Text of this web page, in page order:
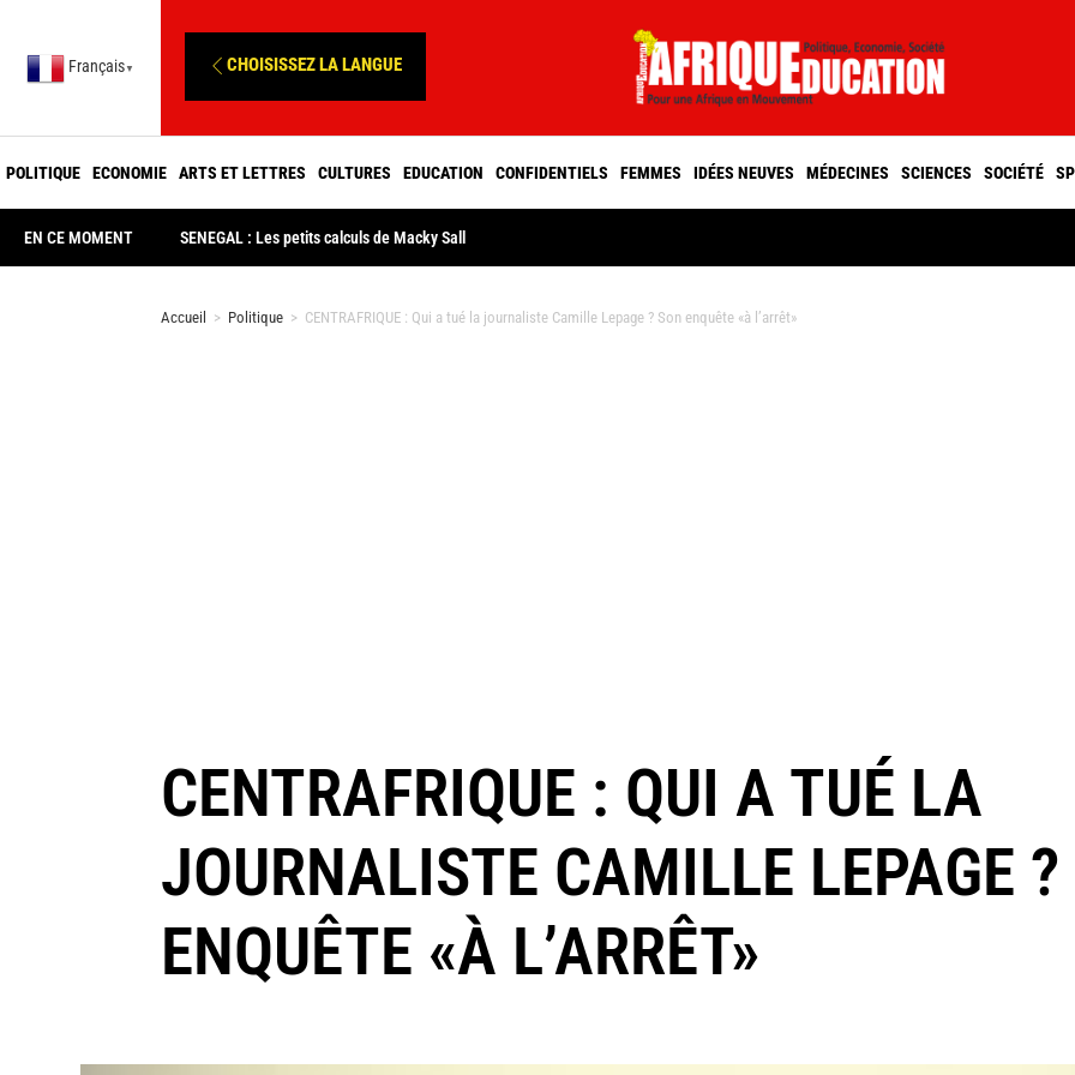
Français ▼ CHOISISSEZ LA LANGUE
POLITIQUE ECONOMIE ARTS ET LETTRES CULTURES EDUCATION CONFIDENTIELS FEMMES IDÉES NEUVES MÉDECINES SCIENCES SOCIÉTÉ
EN CE MOMENT SENEGAL : Les petits calculs de Macky Sall
Accueil > Politique > CENTRAFRIQUE : Qui a tué la journaliste Camille Lepage ? Son enquête «à l’arrêt»
CENTRAFRIQUE : QUI A TUÉ LA
JOURNALISTE CAMILLE LEPAGE
ENQUÊTE «À L’ARRÊT»